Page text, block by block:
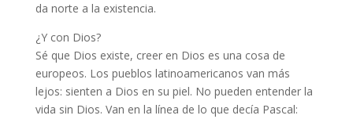
da norte a la existencia.
¿Y con Dios?
Sé que Dios existe, creer en Dios es una cosa de
europeos. Los pueblos latinoamericanos van más
lejos: sienten a Dios en su piel. No pueden entender la
vida sin Dios. Van en la línea de lo que decía Pascal: